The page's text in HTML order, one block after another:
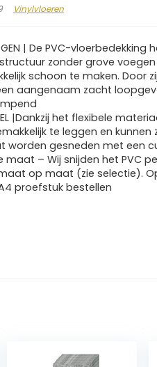
Vinylvloeren
| De PVC-vloerbedekking
zonder grove voegen
schoon te maken. Door
aangenaam zacht
|Dankzij het flexibele
te leggen en kunnen
worden gesneden met een
maat – Wij snijden het PVC
op maat (zie selectie).
proefstuk bestellen